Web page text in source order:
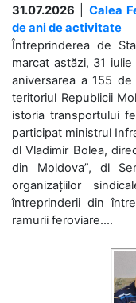
31.07.2026
Calea
de ani de activitate
Întreprinderea de
marcat astăzi, 31
aniversarea a 155
teritoriul Republicii
istoria transportului
participat ministrul
dl Vladimir Bolea,
din Moldova”, dl
organizațiilor
întreprinderii din
ramurii feroviare....